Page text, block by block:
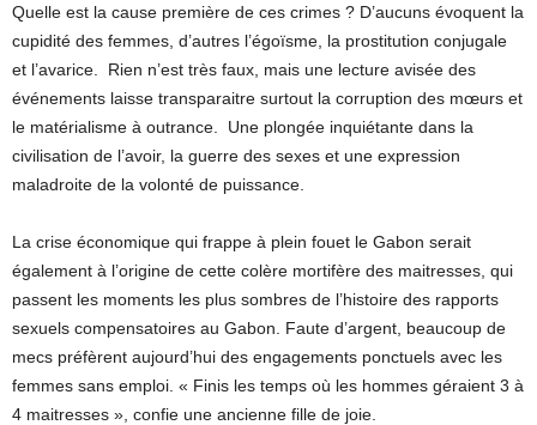
Quelle est la cause première de ces crimes ? D’aucuns évoquent la
cupidité des femmes, d’autres l’égoïsme, la prostitution conjugale
et l’avarice. Rien n’est très faux, mais une lecture avisée des
événements laisse transparaitre surtout la corruption des mœurs et
le matérialisme à outrance. Une plongée inquiétante dans la
civilisation de l’avoir, la guerre des sexes et une expression
maladroite de la volonté de puissance.
La crise économique qui frappe à plein fouet le Gabon serait
également à l’origine de cette colère mortifère des maitresses, qui
passent les moments les plus sombres de l’histoire des rapports
sexuels compensatoires au Gabon. Faute d’argent, beaucoup de
mecs préfèrent aujourd’hui des engagements ponctuels avec les
femmes sans emploi. « Finis les temps où les hommes géraient 3 à
4 maitresses », confie une ancienne fille de joie.